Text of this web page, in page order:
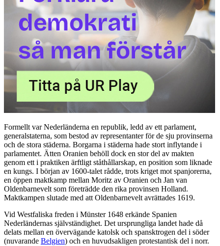
Formellt var Nederländerna en republik, ledd av ett parlament,
generalstaterna, som bestod av representanter för de sju provinserna
och de stora städerna. Borgarna i städerna hade stort inflytande i
parlamentet. Ätten Oranien behöll dock en stor del av makten
genom ett i praktiken ärftligt ståthållarskap, en position som liknade
en kungs. I början av 1600-talet rådde, trots kriget mot spanjorerna,
en öppen maktkamp mellan Moritz av Oranien och Jan van
Oldenbarnevelt som företrädde den rika provinsen Holland.
Maktkampen slutade med att Oldenbarnevelt avrättades 1619.
Vid Westfaliska freden i Münster 1648 erkände Spanien
Nederländernas självständighet. Det ursprungliga landet hade då
delats mellan en övervägande katolsk och spansktrogen del i söder
(nuvarande Belgien) och en huvudsakligen protestantisk del i norr.